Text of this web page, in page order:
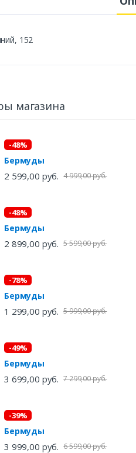
152
магазина
-48%
Бермуды
2 599,00 руб. 4 999,00 руб.
-48%
Бермуды
2 899,00 руб. 5 599,00 руб.
-78%
Бермуды
1 299,00 руб. 5 999,00 руб.
-49%
Бермуды
3 699,00 руб. 7 299,00 руб.
-39%
Бермуды
3 999,00 руб. 6 599,00 руб.